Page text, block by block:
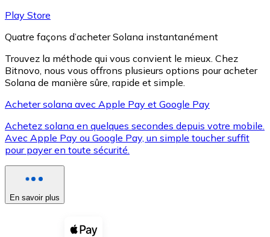
XRP
XRP
Voir toutes
Coupons crypto
Play Store
Quatre façons d’acheter Solana instantanément
Trouvez la méthode qui vous convient le mieux. Chez
Bitnovo, nous vous offrons plusieurs options pour acheter
Solana de manière sûre, rapide et simple.
Acheter solana avec Apple Pay et Google Pay
Achetez solana en quelques secondes depuis votre mobile.
Avec Apple Pay ou Google Pay, un simple toucher suffit
pour payer en toute sécurité.
En savoir plus